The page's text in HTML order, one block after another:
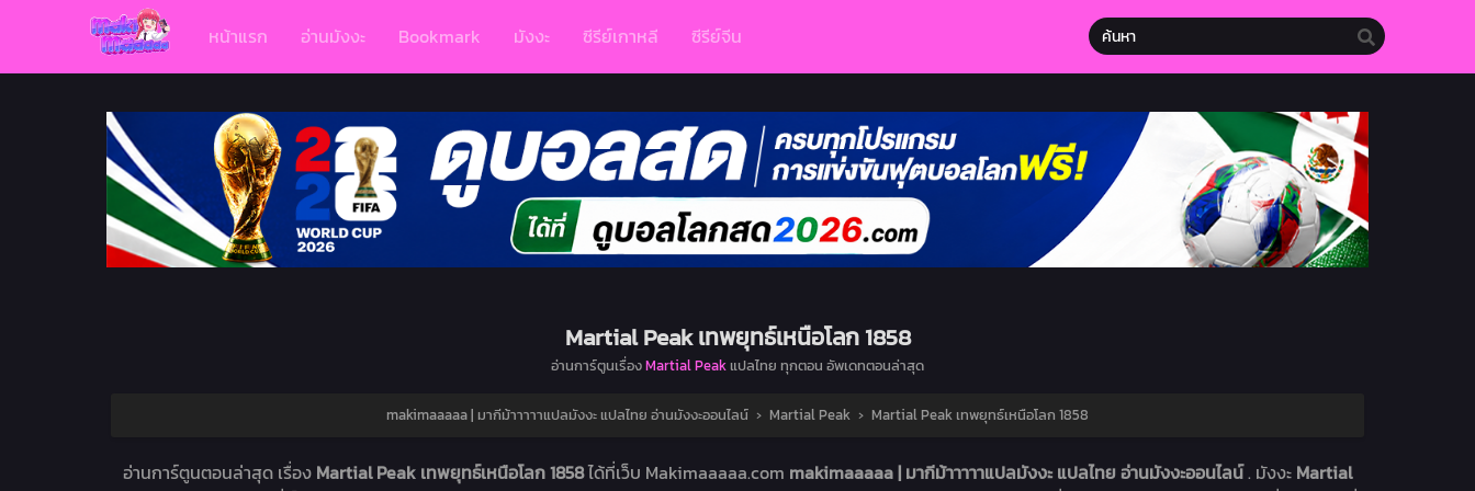
หน้าแรก อ่านมังงะ Bookmark มังงะ ซีรีย์เกาหลี ซีรีย์จีน
Martial Peak เทพยุทธ์เหนือโลก 1858
อ่านการ์ตูนเรื่องMartial Peakแปลไทย ทุกตอน อัพเดทตอนล่าสุด
makimaaaaa | มากีม้าาาาาแปลมังงะ แปลไทย อ่านมังงะออนไลน์ › Martial Peak › Martial Peak เทพยุทธ์เหนือโลก 1858
อ่านการ์ตูนตอนล่าสุด เรื่อง Martial Peak เทพยุทธ์เหนือโลก 1858ได้ที่เว็บ Makimaaaaa.com makimaaaaa | มากีม้าาาาาแปลมังงะ แปลไทย อ่านมังงะออนไลน์. มังงะ Martial